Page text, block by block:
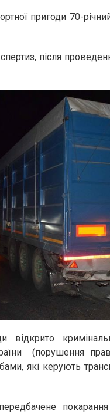
пригоди 70-
після
(порушення
які керують